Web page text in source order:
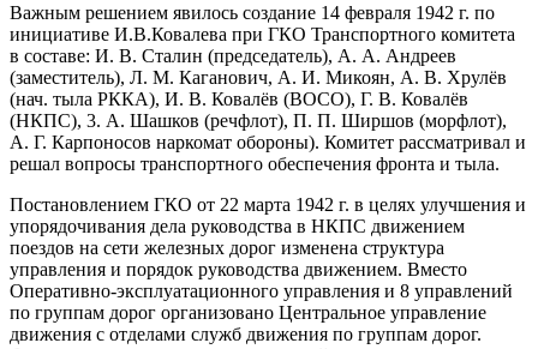
Важным решением явилось создание 14 февраля 1942 г. по
инициативе И.В.Ковалева при ГКО Транспортного комитета
в составе: И. В. Сталин (председатель), А. А. Андреев
(заместитель), Л. М. Каганович, А. И. Микоян, А. В. Хрулёв
(нач. тыла РККА), И. В. Ковалёв (ВОСО), Г. В. Ковалёв
(НКПС), 3. А. Шашков (речфлот), П. П. Ширшов (морфлот),
А. Г. Карпоносов наркомат обороны). Комитет рассматривал и
решал вопросы транспортного обеспечения фронта и тыла.
Постановлением ГКО от 22 марта 1942 г. в целях улучшения и
упорядочивания дела руководства в НКПС движением
поездов на сети железных дорог изменена структура
управления и порядок руководства движением. Вместо
Оперативно-эксплуатационного управления и 8 управлений
по группам дорог организовано Центральное управление
движения с отделами служб движения по группам дорог.